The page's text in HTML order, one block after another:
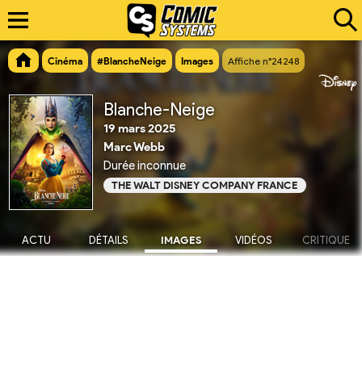
Cinéma #BlancheNeige Images Affiche n°24248
Blanche-Neige
19 mars 2025
Marc Webb
Durée inconnue
THE WALT DISNEY COMPANY FRANCE
ACTU DÉTAILS IMAGES VIDÉOS CRITIQUE